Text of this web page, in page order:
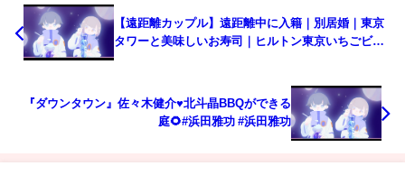
【遠距離カップル】遠距離中に入籍｜別居婚｜東京
タワーと美味しいお寿司｜ヒルトン東京いちごビュ
『ダウンタウン』佐々木健介♥️北斗晶BBQができる
庭🌻#浜田雅功 #浜田雅功